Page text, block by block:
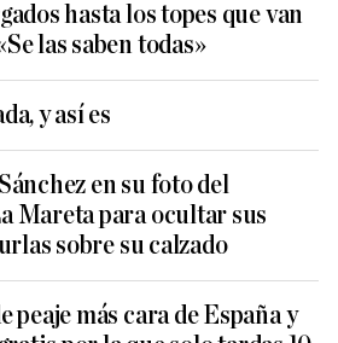
hasta los topes que van
las saben todas»
y así es
en su foto del
Mareta para ocultar sus
sobre su calzado
peaje más cara de España y